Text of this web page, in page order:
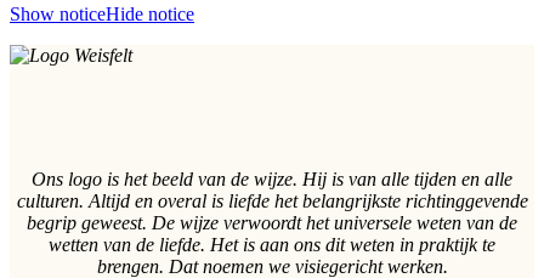
Show noticeHide notice
Ons logo is het beeld van de wijze. Hij is van alle tijden en alle
culturen. Altijd en overal is liefde het belangrijkste richtinggevende
begrip geweest. De wijze verwoordt het universele weten van de
wetten van de liefde. Het is aan ons dit weten in praktijk te
brengen. Dat noemen we visiegericht werken.